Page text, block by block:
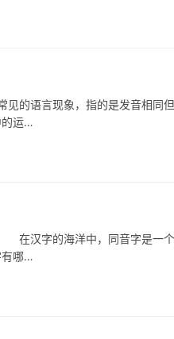
语言现象，指的是发音相同
的运…
字的海洋中，同音字是一个
有哪…